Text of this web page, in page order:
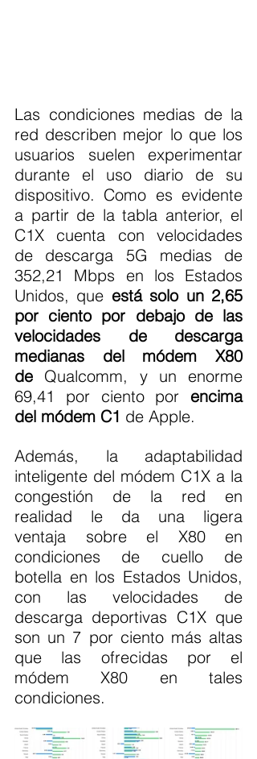
Las condiciones medias de la
red describen mejor lo que los
usuarios suelen experimentar
durante el uso diario de su
dispositivo. Como es evidente
a partir de la tabla anterior, el
C1X cuenta con velocidades
de descarga 5G medias de
352,21 Mbps en los Estados
Unidos, que está solo un 2,65
por ciento por debajo de las
velocidades de descarga
medianas del módem X80
de Qualcomm, y un enorme
69,41 por ciento por encima
del módem C1 de Apple.
Además, la adaptabilidad
inteligente del módem C1X a la
congestión de la red en
realidad le da una ligera
ventaja sobre el X80 en
condiciones de cuello de
botella en los Estados Unidos,
con las velocidades de
descarga deportivas C1X que
son un 7 por ciento más altas
que las ofrecidas por el
módem X80 en tales
condiciones.